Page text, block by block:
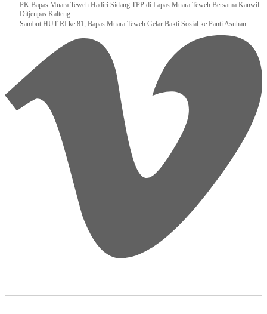
‎PK Bapas Muara Teweh Hadiri Sidang TPP di Lapas Muara Teweh Bersama Kanwil
Ditjenpas Kalteng
‎Sambut HUT RI ke 81, Bapas Muara Teweh Gelar Bakti Sosial ke Panti Asuhan